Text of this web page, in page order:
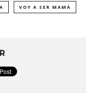
VOY A SER MAMÁ